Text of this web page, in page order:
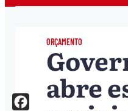
ORÇAMENTO
abre